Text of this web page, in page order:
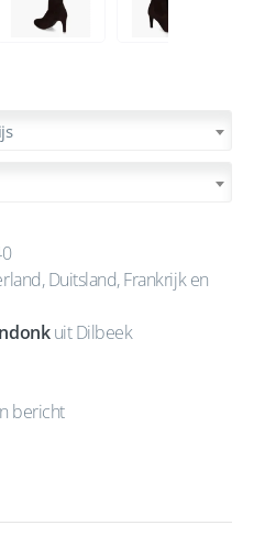
Duitsland, Frankrijk en
uit Dilbeek
bericht